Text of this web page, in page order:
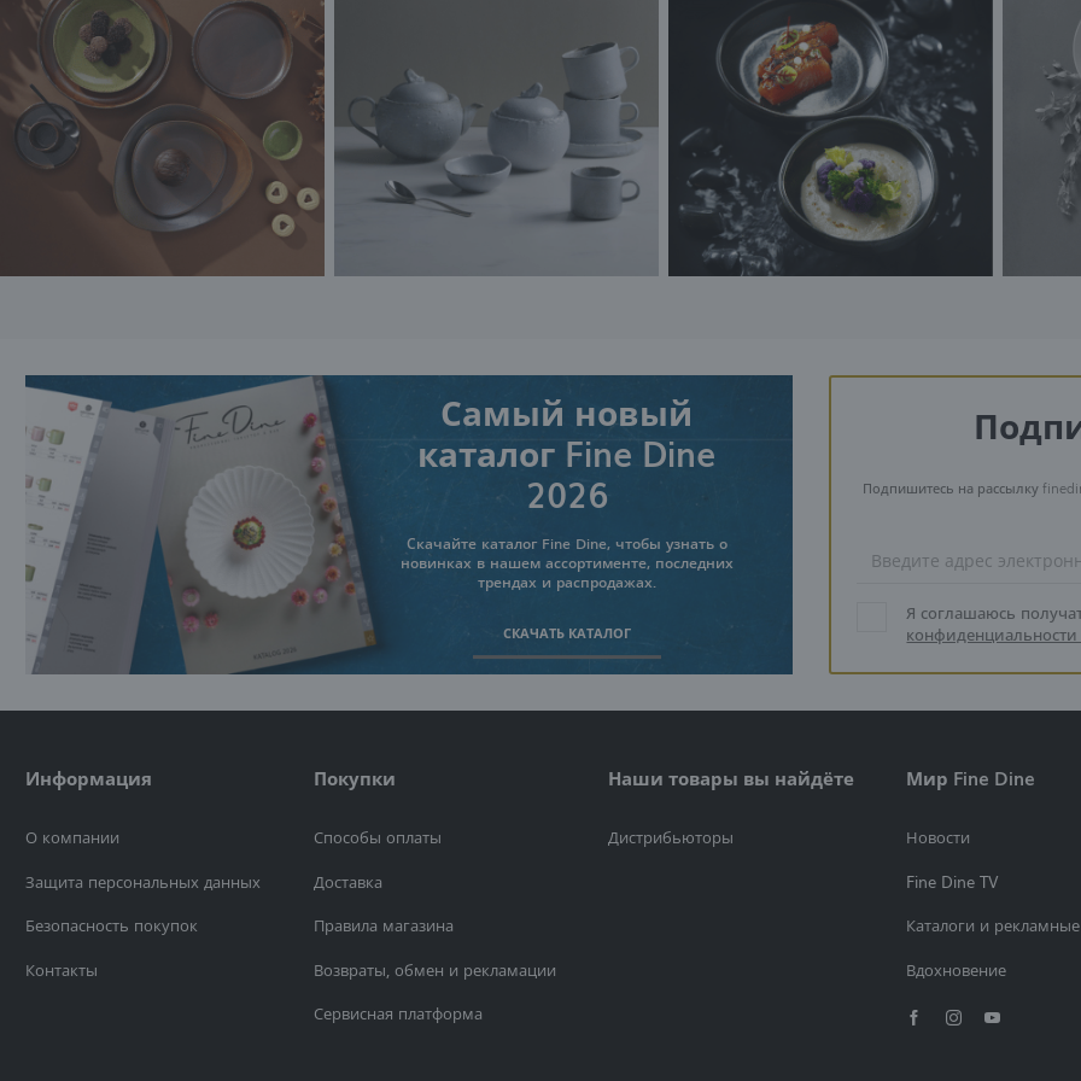
Самый новый
каталог Fine Dine
2026
Скачайте каталог Fine Dine, чтобы узнать о
новинках в нашем ассортименте, последних
трендах и распродажах.
СКАЧАТЬ КАТАЛОГ
Подпишитесь на рассылку
Я соглашаюсь
Информация
О компании
Защита персональных данных
Безопасность покупок
Контакты
Покупки
Способы оплаты
Доставка
Правила магазина
Возвраты, обмен и рекламации
Сервисная платформа
Наши товары вы найдёте
Дистрибьюторы
Мир Fine Dine
Новости
Fine Dine TV
Каталоги и
Вдохновение